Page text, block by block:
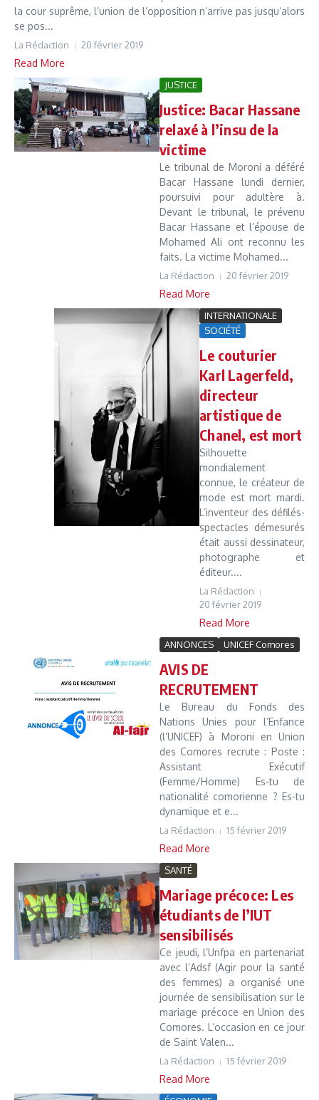
la cour suprême, l’union de l’opposition n’arrive pas jusqu’alors
se pos...
La Rédaction 20 février 2019
Read More
JUSTICE
Justice: Bacar Hassane
relaxé à l’insu de la
victime
Le tribunal de Moroni a déféré
Bacar Hassane lundi dernier,
poursuivi pour adultère à.
Devant le tribunal, le prévenu
Bacar Hassane et l’épouse de
Mohamed Ali ont reconnu les
faits. La victime Mohamed...
La Rédaction 20 février 2019
Read More
INTERNATIONALE
SOCIÉTÉ
Le couturier
Karl Lagerfeld,
directeur
artistique de
Chanel, est mort
Silhouette
mondialement
connue, le créateur de
mode est mort mardi.
L’inventeur des défilés-
spectacles démesurés
était aussi dessinateur,
photographe et
éditeur....
La Rédaction
20 février 2019
Read More
ANNONCES UNICEF Comores
AVIS DE
RECRUTEMENT
Le Bureau du Fonds des
Nations Unies pour l’Enfance
(l’UNICEF) à Moroni en Union
des Comores recrute : Poste :
Assistant Exécutif
(Femme/Homme) Es-tu de
nationalité comorienne ? Es-tu
dynamique et e...
La Rédaction 15 février 2019
Read More
SANTÉ
Mariage précoce: Les
étudiants de l’IUT
sensibilisés
Ce jeudi, l’Unfpa en partenariat
avec l’Adsf (Agir pour la santé
des femmes) a organisé une
journée de sensibilisation sur le
mariage précoce en Union des
Comores. L’occasion en ce jour
de Saint Valen...
La Rédaction 15 février 2019
Read More